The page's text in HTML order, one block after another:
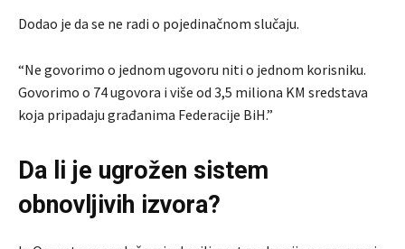
Dodao je da se ne radi o pojedinačnom slučaju.
“Ne govorimo o jednom ugovoru niti o jednom korisniku.
Govorimo o 74 ugovora i više od 3,5 miliona KM sredstava
koja pripadaju građanima Federacije BiH.”
Da li je ugrožen sistem
obnovljivih izvora?